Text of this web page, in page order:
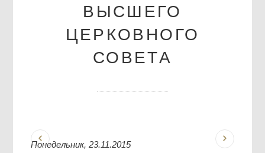
ВЫСШЕГО
ЦЕРКОВНОГО
СОВЕТА
Понедельник, 23.11.2015